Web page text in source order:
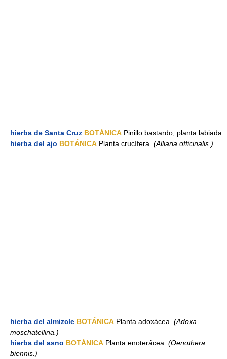
hierba de Santa Cruz BOTÁNICA Pinillo bastardo, planta labiada.
hierba del ajo BOTÁNICA Planta crucífera. (Alliaria officinalis.)
hierba del almizcle BOTÁNICA Planta adoxácea. (Adoxa
moschatellina.)
hierba del asno BOTÁNICA Planta enoterácea. (Oenothera
biennis.)